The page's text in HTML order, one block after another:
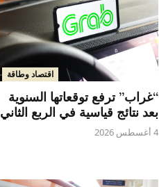
اقتصاد وطاقة
“غراب” ترفع توقعاتها السنوية
بعد نتائج قياسية في الربع الثاني
4 أغسطس 2026